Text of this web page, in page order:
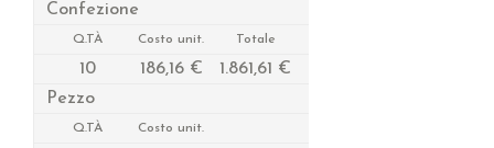
Confezione
Q.TÀ Costo unit. Totale
10 186,16 €
1.861,61 €
Pezzo
Q.TÀ Costo unit.